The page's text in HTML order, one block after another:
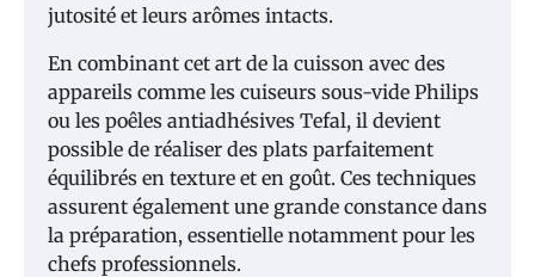
jutosité et leurs arômes intacts.
En combinant cet art de la cuisson avec des
appareils comme les cuiseurs sous-vide Philips
ou les poêles antiadhésives Tefal, il devient
possible de réaliser des plats parfaitement
équilibrés en texture et en goût. Ces techniques
assurent également une grande constance dans
la préparation, essentielle notamment pour les
chefs professionnels.